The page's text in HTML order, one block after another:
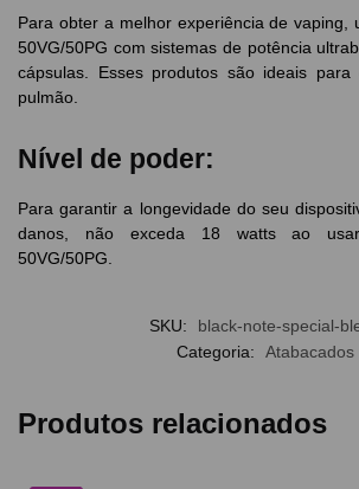
Para obter a melhor experiência de vaping,
50VG/50PG com sistemas de potência
cápsulas. Esses produtos são ideais para
pulmão.
Nível de poder:
Para garantir a longevidade do seu
danos, não exceda 18 watts ao
50VG/50PG.
SKU:
black-note-special-
Categoria:
Atabacados
Produtos relacionados